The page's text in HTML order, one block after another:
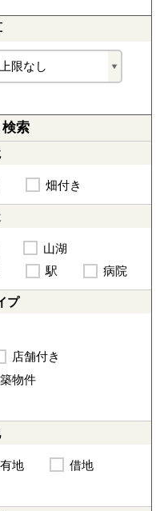
検索
畑付き
山湖
駅 病院
プ
店舗付き
物件
地
借地